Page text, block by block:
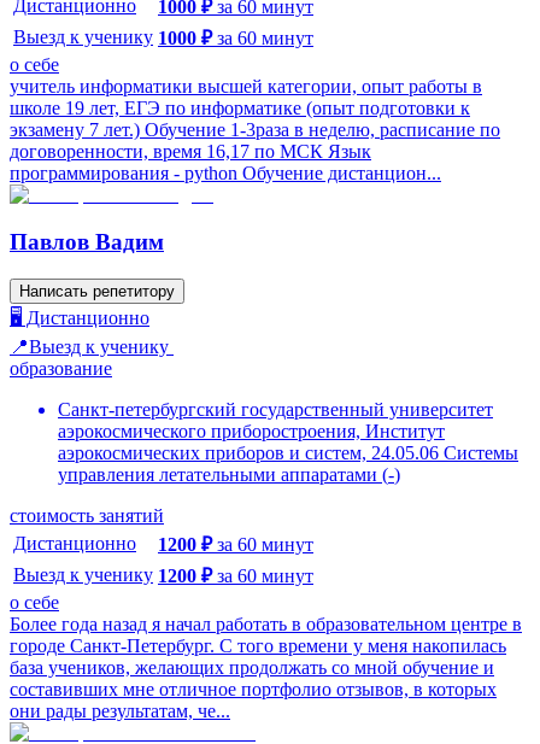
Дистанционно
1000 ₽ за 60 минут
Выезд к ученику 1000 ₽ за 60 минут
о себе
учитель информатики высшей категории, опыт работы в
школе 19 лет, ЕГЭ по информатике (опыт подготовки к
экзамену 7 лет.) Обучение 1-3раза в неделю, расписание по
договоренности, время 16,17 по МСК Язык
программирования - python Обучение дистанцион...
Павлов Вадим
Написать репетитору
🖥️ Дистанционно
📍Выезд к ученику
образование
Санкт-петербургский государственный университет
аэрокосмического приборостроения, Институт
аэрокосмических приборов и систем, 24.05.06 Системы
управления летательными аппаратами (-)
стоимость занятий
Дистанционно
1200 ₽ за 60 минут
Выезд к ученику 1200 ₽ за 60 минут
о себе
Более года назад я начал работать в образовательном центре в
городе Санкт-Петербург. С того времени у меня накопилась
база учеников, желающих продолжать со мной обучение и
составивших мне отличное портфолио отзывов, в которых
они рады результатам, че...